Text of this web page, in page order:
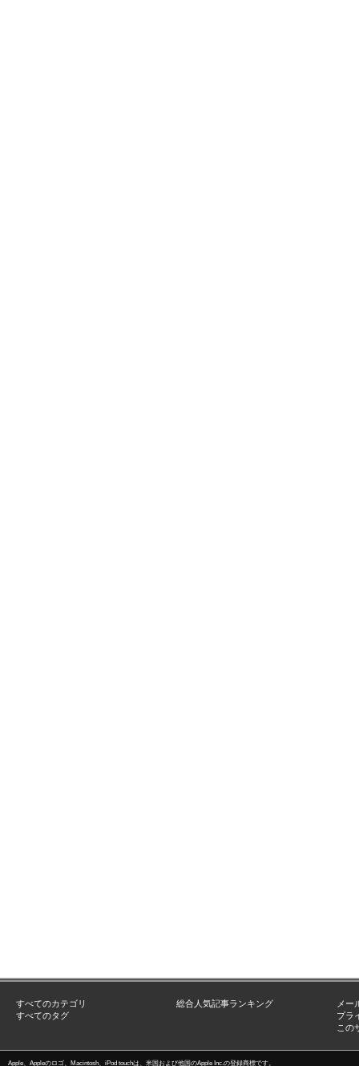
すべてのカテゴリ
すべてのタグ
総合人気記事ランキング
メー
プラ
この
Apple、Appleのロゴ、Macintosh、iPod touchは、米国および他国のApple Inc.の登録商標です。